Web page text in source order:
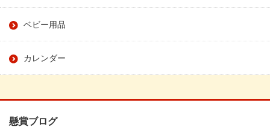
ベビー用品
カレンダー
懸賞ブログ